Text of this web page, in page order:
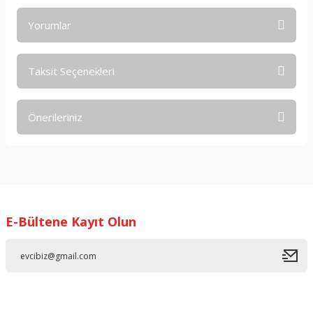
Yorumlar
Taksit Seçenekleri
Önerileriniz
Ürün resmi kalitesiz, bozuk veya görüntülenemiyor.
E-Bültene Kayıt Olun